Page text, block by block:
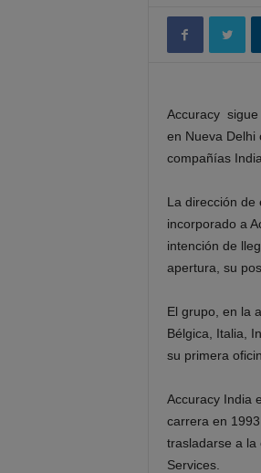
Accuracy sigue
en Nueva Delhi
compañías
La dirección de
incorporado a
intención de
apertura, su
El grupo, en la
Bélgica, Italia,
su primera
Accuracy India
carrera en
trasladarse a la
Services.